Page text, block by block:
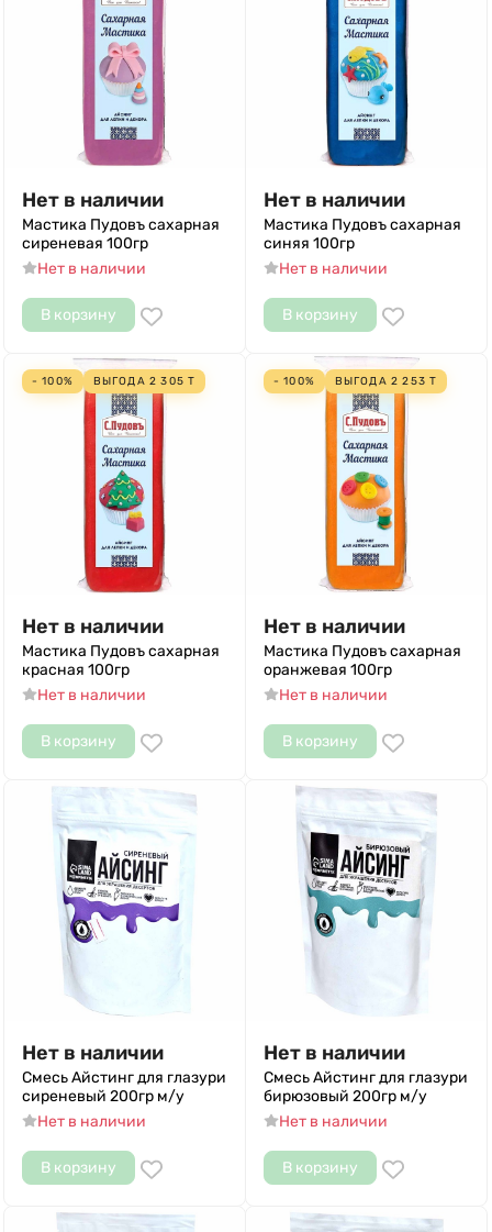
Нет в наличии
Мастика Пудовъ сахарная
сиреневая 100гр
Нет в наличии
В корзину
Нет в наличии
Мастика Пудовъ сахарная
синяя 100гр
Нет в наличии
В корзину
- 100% ВЫГОДА 2 305 Т
Нет в наличии
Мастика Пудовъ сахарная
красная 100гр
Нет в наличии
В корзину
- 100% ВЫГОДА 2 253 Т
Нет в наличии
Мастика Пудовъ сахарная
оранжевая 100гр
Нет в наличии
В корзину
Нет в наличии
Смесь Айстинг для глазури
сиреневый 200гр м/у
Нет в наличии
В корзину
Нет в наличии
Смесь Айстинг для глазури
бирюзовый 200гр м/у
Нет в наличии
В корзину